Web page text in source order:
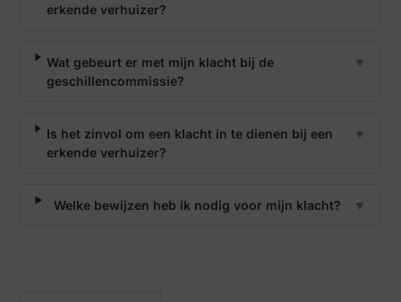
erkende verhuizer?
Wat gebeurt er met mijn klacht bij de
geschillencommissie?
▼
Is het zinvol om een klacht in te dienen bij een
erkende verhuizer?
▼
Welke bewijzen heb ik nodig voor mijn klacht? ▼